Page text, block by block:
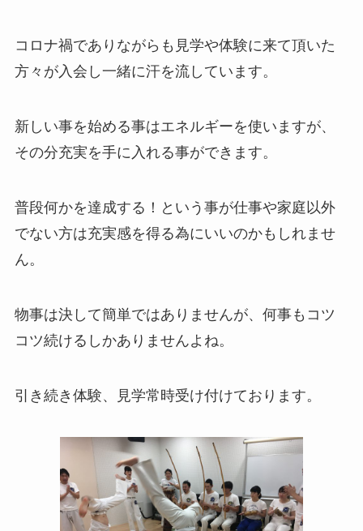
コロナ禍でありながらも見学や体験に来て頂いた
方々が入会し一緒に汗を流しています。
新しい事を始める事はエネルギーを使いますが、
その分充実を手に入れる事ができます。
普段何かを達成する！という事が仕事や家庭以外
でない方は充実感を得る為にいいのかもしれませ
ん。
物事は決して簡単ではありませんが、何事もコツ
コツ続けるしかありませんよね。
引き続き体験、見学常時受け付けております。